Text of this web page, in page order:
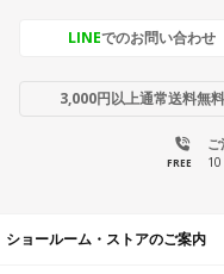
LINEでのお問い合わせ
3,000円以上通常送料無料
FREE
ショールーム・ストアのご案内